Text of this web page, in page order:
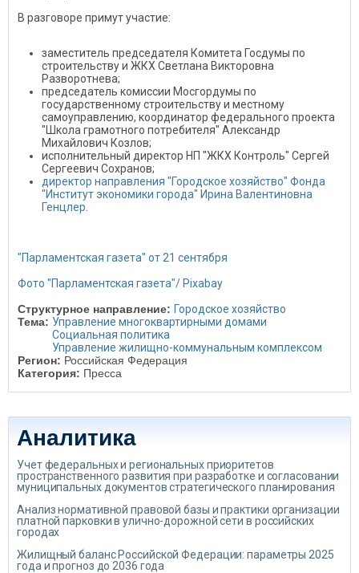
В разговоре примут участие:
заместитель председателя Комитета Госдумы по
строительству и ЖКХ Светлана Викторовна
Разворотнева;
председатель комиссии Мосгордумы по
государственному строительству и местному
самоуправлению, координатор федерального проекта
"Школа грамотного потребителя" Александр
Михайлович Козлов;
исполнительный директор НП "ЖКХ Контроль" Сергей
Сергеевич Сохранов;
директор направления "Городское хозяйство" Фонда
"Институт экономики города" Ирина Валентиновна
Генцлер
"Парламентская газета" от 21 сентября
Фото "Парламентская газета"/ Рixabay
Структурное направление: Городское хозяйство
Тема: Управление многоквартирными домами
Социальная политика
Управление жилищно-коммунальным комплексом
Регион: Российская Федерация
Категория: Пресса
Аналитика
Учет федеральных и региональных приоритетов
пространственного развития при разработке и согласовании
муниципальных документов стратегического планирования
Анализ нормативной правовой базы и практики организации
платной парковки в улично-дорожной сети в российских
городах
Жилищный баланс Российской Федерации: параметры 2025
года и прогноз до 2036 года